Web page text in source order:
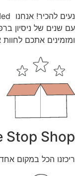
נעים להכיר! אנחנו OliMed :)
עם שנים של ניסיון
ומזמינים אתכם
Stop Shop
ריכזנו הכל במקום